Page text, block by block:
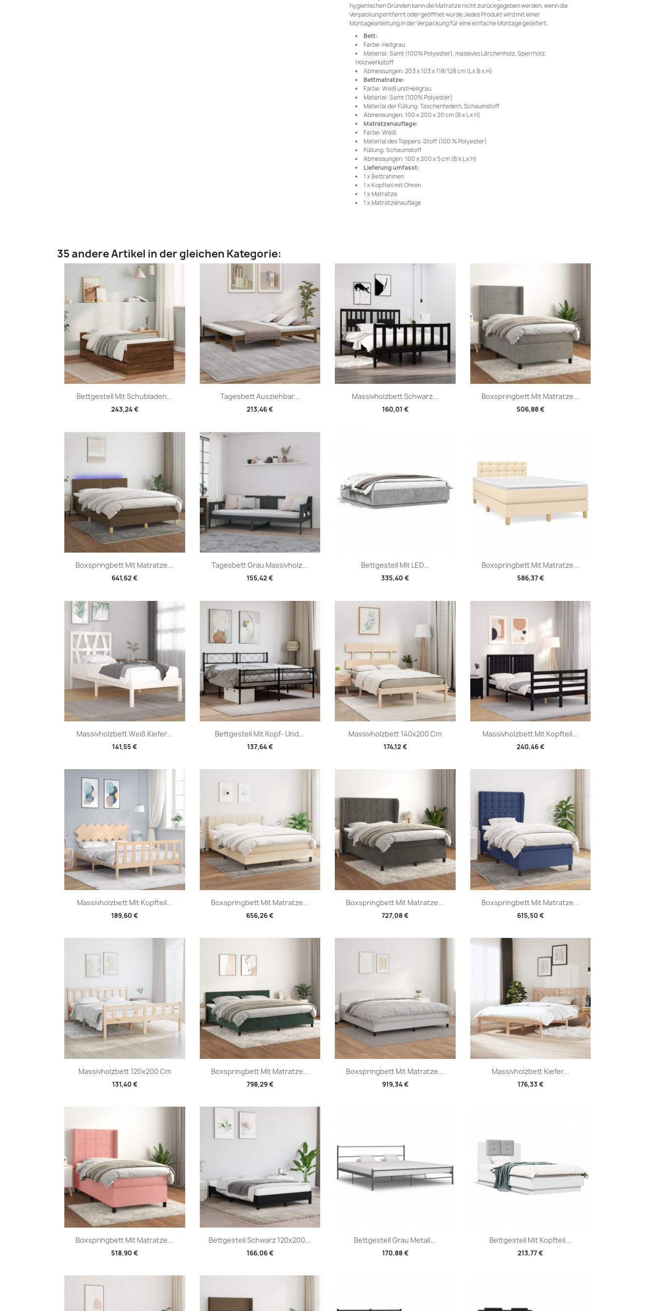
hygienischen Gründen kann die Matratze nicht zurückgegeben werden, wenn die
Verpackung entfernt oder geöffnet wurde.Jedes Produkt wird mit einer
Montageanleitung in der Verpackung für eine einfache Montage geliefert.
Bett:
Farbe: Hellgrau
Material: Samt (100% Polyester), massives Lärchenholz, Sperrholz,
Holzwerkstoff
Abmessungen: 203 x 103 x 118/128 cm (L x B x H)
Bettmatratze:
Farbe: Weiß und Hellgrau
Material: Samt (100% Polyester)
Material der Füllung: Taschenfedern, Schaumstoff
Abmessungen: 100 x 200 x 20 cm (B x L x H)
Matratzenauflage:
Farbe: Weiß
Material des Toppers: Stoff (100 % Polyester)
Füllung: Schaumstoff
Abmessungen: 100 x 200 x 5 cm (B x L x H)
Lieferung umfasst:
1 x Bettrahmen
1 x Kopfteil mit Ohren
1 x Matratze
1 x Matratzenauflage
35 andere Artikel in der gleichen Kategorie:
Bettgestell Mit Schubladen...
243,24 €
Vorschau Tagesbett Ausziehbar...
213,46 €
Vorschau Massivholzbett Schwarz...
160,01 €
Vorschau Boxspringbett Mit Matratze...
506,88 €
Vorschau
Boxspringbett Mit Matratze...
641,62 €
Vorschau Tagesbett Grau Massivholz...
155,42 €
Vorschau Bettgestell Mit LED...
335,40 €
Vorschau Boxspringbett Mit Matratze...
586,37 €
Vorschau
Massivholzbett Weiß Kiefer...
141,55 €
Vorschau Bettgestell Mit Kopf- Und...
137,64 €
Vorschau Massivholzbett 140x200 Cm
174,12 €
Vorschau Massivholzbett Mit Kopfteil...
240,46 €
Vorschau
Massivholzbett Mit Kopfteil...
189,60 €
Vorschau Boxspringbett Mit Matratze...
656,26 €
Vorschau Boxspringbett Mit Matratze...
727,08 €
Vorschau Boxspringbett Mit Matratze...
615,50 €
Vorschau
Massivholzbett 120x200 Cm
131,40 €
Vorschau Boxspringbett Mit Matratze...
798,29 €
Vorschau Boxspringbett Mit Matratze...
919,34 €
Vorschau Massivholzbett Kiefer...
176,33 €
Vorschau
Boxspringbett Mit Matratze...
518,90 €
Vorschau Bettgestell Schwarz 120x200...
166,06 €
Vorschau Bettgestell Grau Metall...
170,88 €
Vorschau Bettgestell Mit Kopfteil...
213,77 €
Vorschau